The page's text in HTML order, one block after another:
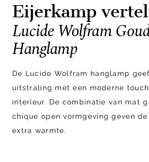
Eijerkamp
Lucide Wolfram
Hanglamp
De Lucide Wolfram hanglamp
uitstraling met een moderne
interieur. De combinatie van mat
chique open vormgeving geven
extra warmte.